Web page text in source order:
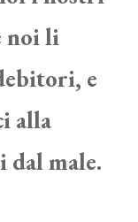
noi li
e
alla
dal male.